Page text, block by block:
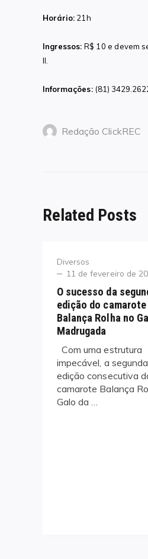
Horário: 21h
Ingressos: R$ 10 e devem
II.
Informações: (81)
Redação ClickREC
Related Posts
Category
Diversos
Posted
11 de fevereiro de
O sucesso da
edição do camarote
Balança Rolha no
Madrugada
Com uma estrutura
impecável, a segunda
edição consecutiva
camarote Balança
Galo da …